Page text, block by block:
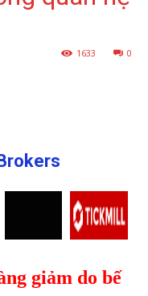
0
1633
giảm do bế